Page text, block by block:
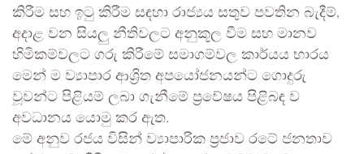
කිරීම සහ ඉටු කිරීම සඳහා රාජ්‍යය සතුව පවතින බැදීම්,
අදාළ වන සියලු නීතිවලට අනුකූල වීම සහ මානව
හිමිකම්වලට ගරු කිරීමේ සමාගම්වල කාර්යය භාරය
මෙන් ම ව්‍යාපාර ආශ්‍රිත අපයෝජනයන්ට ගොදුරු
වූවන්ට පිළියම් ලබා ගැනීමේ ප්‍රවේෂය පිළිබඳ ව
අවධානය යොමු කර ඇත.
මේ අනුව රජය විසින් ව්‍යාපාරික ප්‍රජාව රටේ ජනතාව